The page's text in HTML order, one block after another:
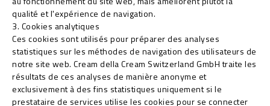
qualité et l'expérience de navigation.
3. Cookies analytiques
Ces cookies sont utilisés pour préparer des analyses
statistiques sur les méthodes de navigation des utilisateurs de
notre site web. Cream della Cream Switzerland GmbH traite les
résultats de ces analyses de manière anonyme et
exclusivement à des fins statistiques uniquement si le
prestataire de services utilise les cookies pour se connecter